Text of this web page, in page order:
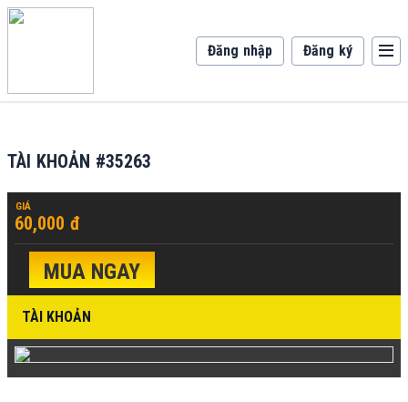
Đăng nhập Đăng ký
TÀI KHOẢN #35263
60,000 đ
GIÁ
MUA NGAY
TÀI KHOẢN